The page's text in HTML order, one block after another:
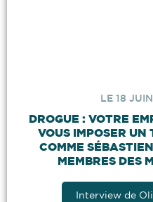
LE 18
DROGUE : VOTRE
VOUS IMPOSER UN
COMME
MEMBRES DES
Interview de